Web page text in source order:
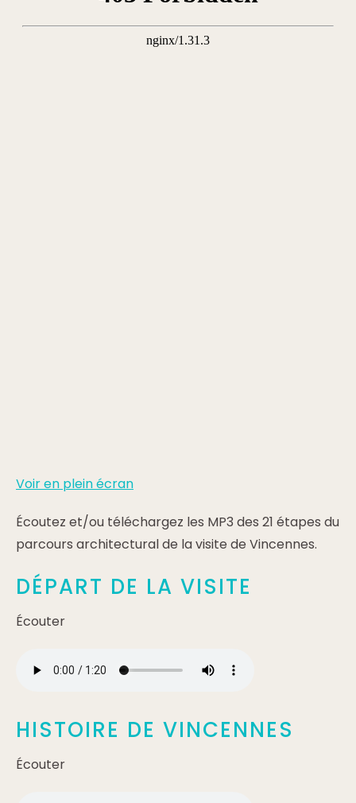
Voir en plein écran
Écoutez et/ou téléchargez les MP3 des 21 étapes du
parcours architectural de la visite de Vincennes.
DÉPART DE LA VISITE
Écouter
HISTOIRE DE VINCENNES
Écouter